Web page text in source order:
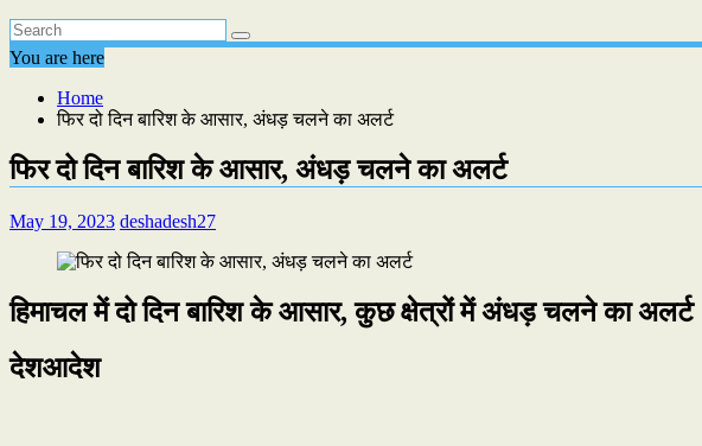
You are here
Home
फिर दो दिन बारिश के आसार, अंधड़ चलने का अलर्ट
फिर दो दिन बारिश के आसार, अंधड़ चलने का अलर्ट
May 19, 2023 deshadesh27
हिमाचल में दो दिन बारिश के आसार, कुछ क्षेत्रों में अंधड़ चलने का अलर्ट
देशआदेश